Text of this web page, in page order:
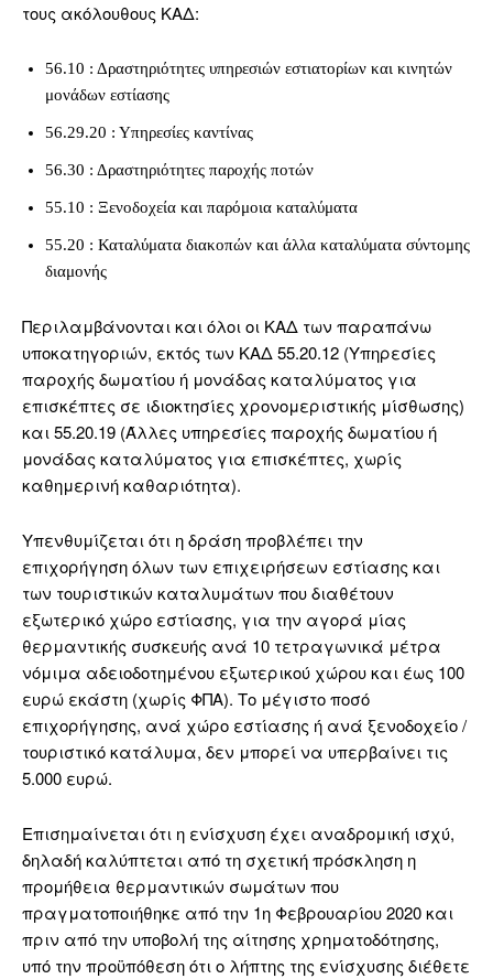
τους ακόλουθους ΚΑΔ:
56.10 : Δραστηριότητες υπηρεσιών εστιατορίων και κινητών
μονάδων εστίασης
56.29.20 : Υπηρεσίες καντίνας
56.30 : Δραστηριότητες παροχής ποτών
55.10 : Ξενοδοχεία και παρόμοια καταλύματα
55.20 : Καταλύματα διακοπών και άλλα καταλύματα σύντομης
διαμονής
Περιλαμβάνονται και όλοι οι ΚΑΔ των παραπάνω
υποκατηγοριών, εκτός των ΚΑΔ 55.20.12 (Υπηρεσίες
παροχής δωματίου ή μονάδας καταλύματος για
επισκέπτες σε ιδιοκτησίες χρονομεριστικής μίσθωσης)
και 55.20.19 (Άλλες υπηρεσίες παροχής δωματίου ή
μονάδας καταλύματος για επισκέπτες, χωρίς
καθημερινή καθαριότητα).
Υπενθυμίζεται ότι η δράση προβλέπει την
επιχορήγηση όλων των επιχειρήσεων εστίασης και
των τουριστικών καταλυμάτων που διαθέτουν
εξωτερικό χώρο εστίασης, για την αγορά μίας
θερμαντικής συσκευής ανά 10 τετραγωνικά μέτρα
νόμιμα αδειοδοτημένου εξωτερικού χώρου και έως 100
ευρώ εκάστη (χωρίς ΦΠΑ). Το μέγιστο ποσό
επιχορήγησης, ανά χώρο εστίασης ή ανά ξενοδοχείο /
τουριστικό κατάλυμα, δεν μπορεί να υπερβαίνει τις
5.000 ευρώ.
Επισημαίνεται ότι η ενίσχυση έχει αναδρομική ισχύ,
δηλαδή καλύπτεται από τη σχετική πρόσκληση η
προμήθεια θερμαντικών σωμάτων που
πραγματοποιήθηκε από την 1η Φεβρουαρίου 2020 και
πριν από την υποβολή της αίτησης χρηματοδότησης,
υπό την προϋπόθεση ότι ο λήπτης της ενίσχυσης διέθετε